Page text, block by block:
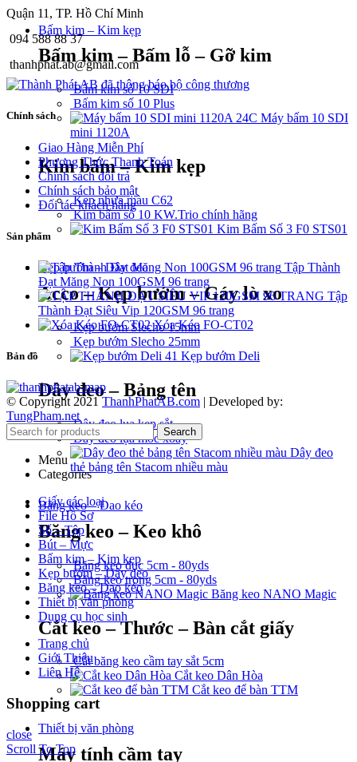
Bấm kim – Kim kẹp
Bấm kim – Bấm lỗ – Gỡ kim
Bấm kim số 10 SDI
Bấm kim số 10 Plus
Máy bấm 10 SDI
mini 1120A
Kim bấm – Kim kẹp
Kẹp nhựa màu C62
Kim bấm số 10 KW.Trio chính hãng
Kim Bấm Số 3 F0 STS01
Kẹp bướm – Dây đeo
Acco – Kẹp bướm – Gáy lò xo
Kẹp bướm Slecho 15mm
Kẹp bướm Slecho 25mm
Kẹp bướm Deli
Dây đeo – Bảng tên
Dây đeo lụa kẹp sắt
Dây đeo lụa móc xoay
Dây đeo
thẻ bảng tên Stacom nhiều màu
Băng keo – Dao kéo
Băng keo – Keo khô
Băng keo đục 5cm - 80yds
Băng keo trong 5cm - 80yds
Băng keo NANO Magic
Cắt keo – Thước – Bàn cắt giấy
Cắt băng keo cầm tay sắt 5cm
Cắt keo Dân Hòa
Cắt keo để bàn TTM
Thiết bị văn phòng
Máy tính cầm tay
Quận 11, TP. Hồ Chí Minh
094 588 88 37
thanhphat.ab@gmail.com
Chính sách
Giao Hàng Miễn Phí
Phương Thức Thanh Toán
Chính sách đổi trả
Chính sách bảo mật
Đối tác khách hàng
Sản phẩm
Tập Thành
Đạt Măng Non 100GSM 96 trang
Tập
Thành Đạt Siêu Vip 120GSM 96 trang
Xóa Kéo FO-CT02
Bản đồ
© Copyright 2021 ThanhPhatAB.com | Developed by:
TungPham.net
Search
Menu
Categories
Giấy các loại
File Hồ Sơ
Sổ – Tập
Bút – Mực
Bấm kim – Kim kẹp
Kẹp bướm – Dây đeo
Băng keo – Dao kéo
Thiết bị văn phòng
Dụng cụ học sinh
Trang chủ
Giới Thiệu
Liên Hệ
Shopping cart
close
Scroll To Top